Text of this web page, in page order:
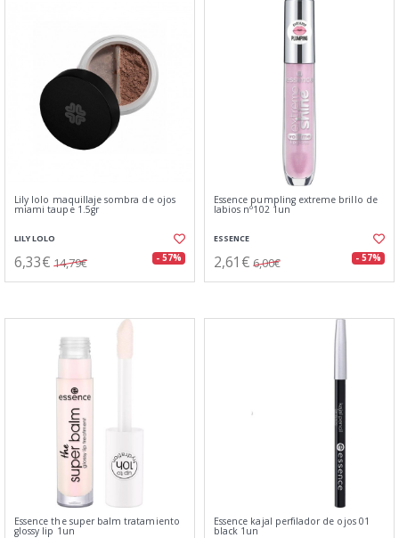
Lily lolo maquillaje sombra de ojos
miami taupe 1.5gr
LILY LOLO
6,33€ 14,79€ - 57%
Essence pumpling extreme brillo de
labios nº102 1un
ESSENCE
2,61€ 6,00€ - 57%
Essence the super balm tratamiento
glossy lip 1un
Essence kajal perfilador de ojos 01
black 1un